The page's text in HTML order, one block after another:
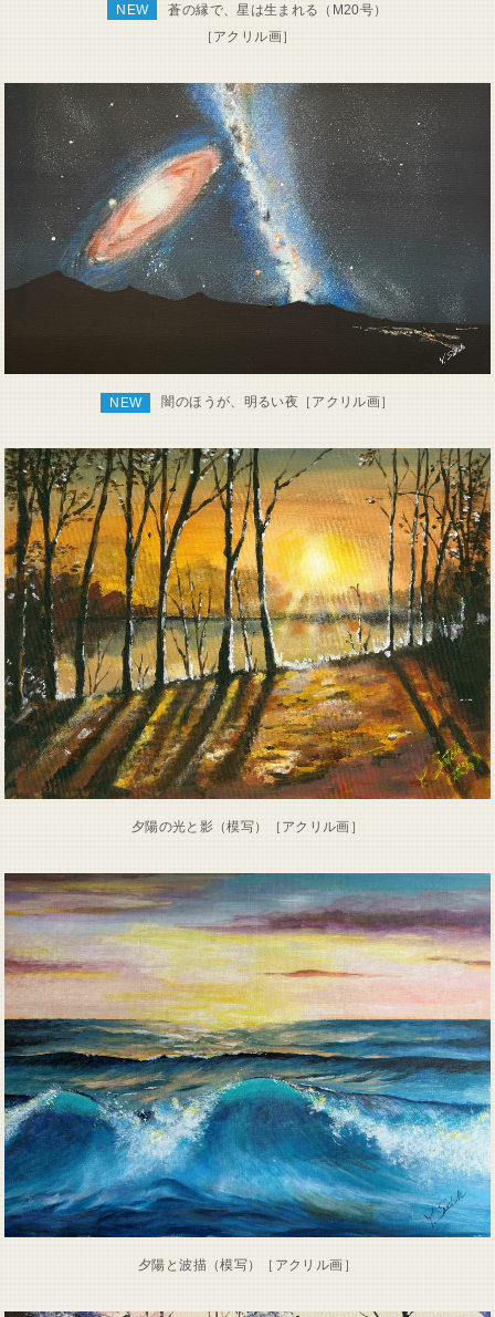
NEW
蒼の縁で、星は生まれる（M20号）
［アクリル画］
NEW 闇のほうが、明るい夜［アクリル画］
夕陽の光と影（模写）［アクリル画］
夕陽と波描（模写）［アクリル画］